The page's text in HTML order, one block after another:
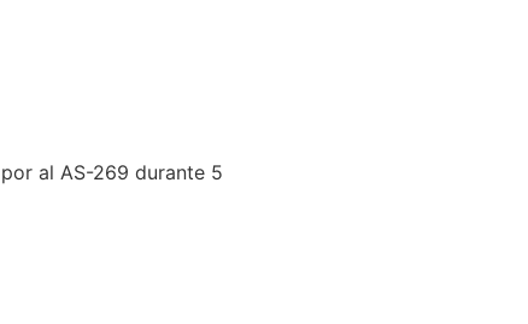
al AS-269 durante 5